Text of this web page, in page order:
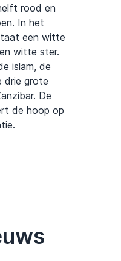
rood en
In het
een witte
witte ster.
islam, de
drie grote
De
de hoop op